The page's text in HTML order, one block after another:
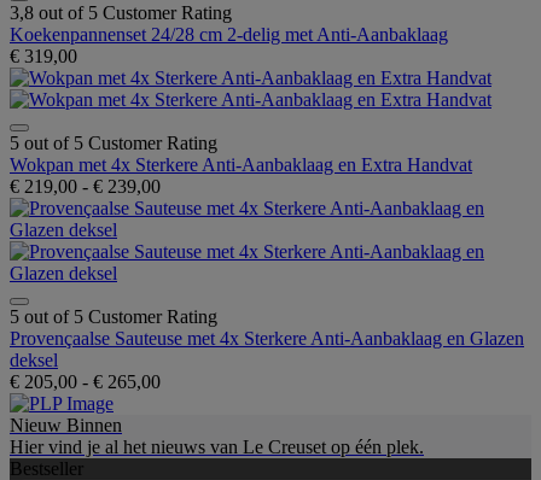
3,8 out of 5 Customer Rating
Koekenpannenset 24/28 cm 2-delig met Anti-Aanbaklaag
€ 319,00
5 out of 5 Customer Rating
Wokpan met 4x Sterkere Anti-Aanbaklaag en Extra Handvat
€ 219,00 - € 239,00
5 out of 5 Customer Rating
Provençaalse Sauteuse met 4x Sterkere Anti-Aanbaklaag en Glazen
deksel
€ 205,00 - € 265,00
Nieuw Binnen
Hier vind je al het nieuws van Le Creuset op één plek.
Bestseller